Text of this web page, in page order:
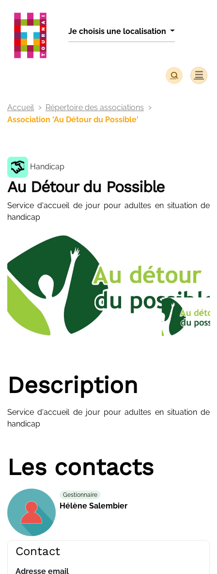
Je choisis une localisation
Accueil
Répertoire des associations
Association 'Au Détour du Possible'
Handicap
Au Détour du Possible
Service d'accueil de jour pour adultes en situation de
handicap
Description
Service d'accueil de jour pour adultes en situation de
handicap
Les contacts
Gestionnaire
Hélène Salembier
Contact
Adresse email